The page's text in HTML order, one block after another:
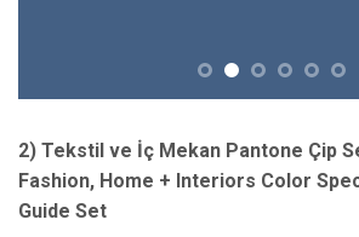
2) Tekstil ve İç Mekan Pantone Çip
Fashion, Home + Interiors Color
Guide Set